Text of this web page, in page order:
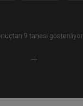
9 tanesi gösteriliyor